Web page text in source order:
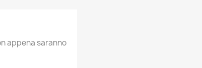
appena saranno